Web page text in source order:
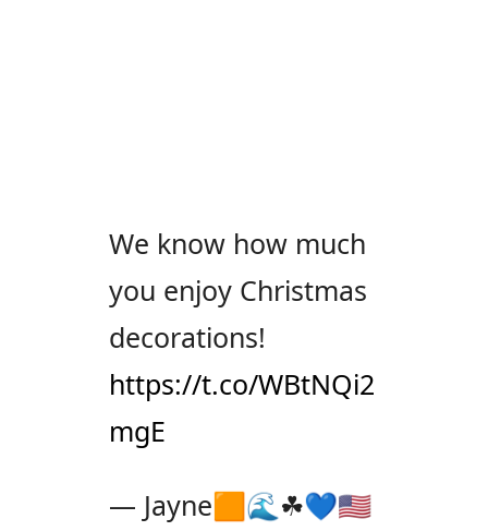
We know how much
you enjoy Christmas
decorations!
https://t.co/WBtNQi2
mgE
— Jayne🟧🌊☘️💙🇺🇸